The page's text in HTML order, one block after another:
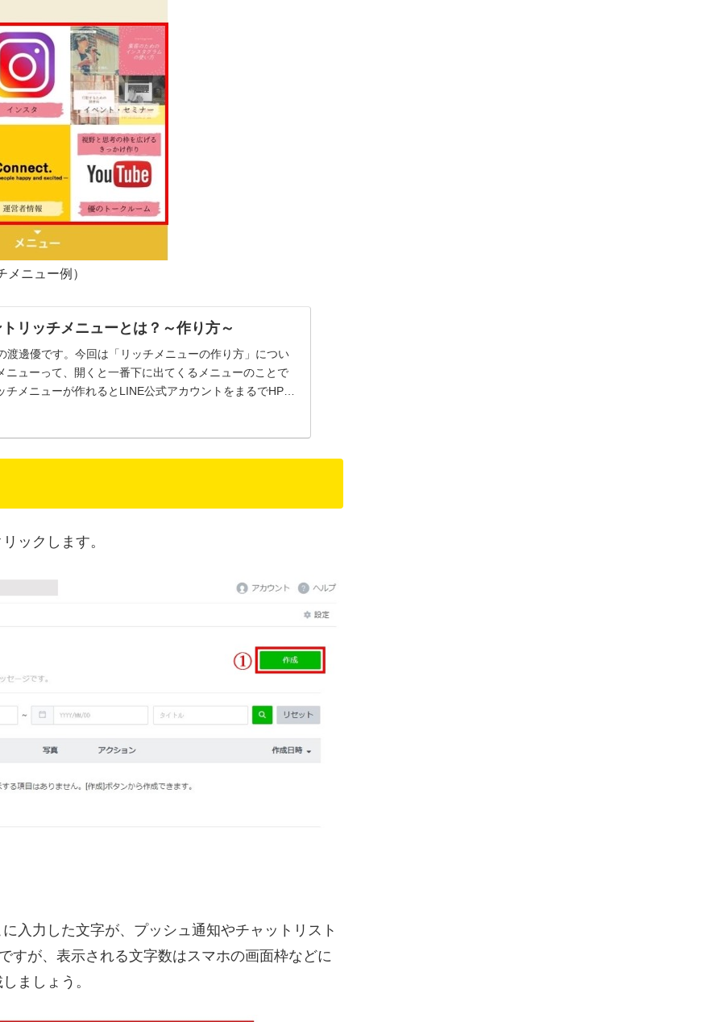
メニュー例）
リッチメニューとは？～作り方～
渡邊優です。今回は「リッチメニューの作り方」につい
ニューって、開くと一番下に出てくるメニューのことで
メニューが作れるとLINE公式アカウントをまるでHPの
ックします。
入力した文字が、プッシュ通知やチャットリスト
すが、表示される文字数はスマホの画面枠などに
ましょう。